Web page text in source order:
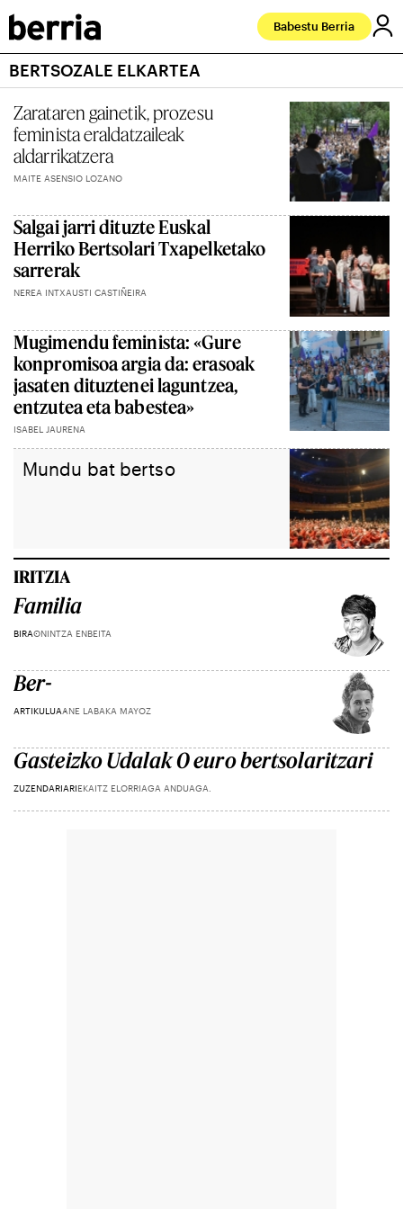
Babestu Berria
BERTSOZALE ELKARTEA
Zarataren gainetik, prozesu
feminista eraldatzaileak
aldarrikatzera
MAITE ASENSIO LOZANO
Salgai jarri dituzte Euskal
Herriko Bertsolari Txapelketako
sarrerak
NEREA INTXAUSTI CASTIÑEIRA
Mugimendu feminista: «Gure
konpromisoa argia da: erasoak
jasaten dituztenei laguntzea,
entzutea eta babestea»
ISABEL JAURENA
Mundu bat bertso
IRITZIA
Familia
BIRAONINTZA ENBEITA
Ber-
ARTIKULUAANE LABAKA MAYOZ
Gasteizko Udalak 0 euro bertsolaritzari
ZUZENDARIARIEKAITZ ELORRIAGA ANDUAGA.